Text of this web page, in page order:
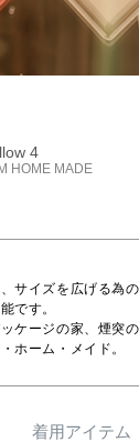
4
HOME MADE
サイズを広げる為
です。
ケージの家、煙突
ホーム・メイド。
着用アイテム